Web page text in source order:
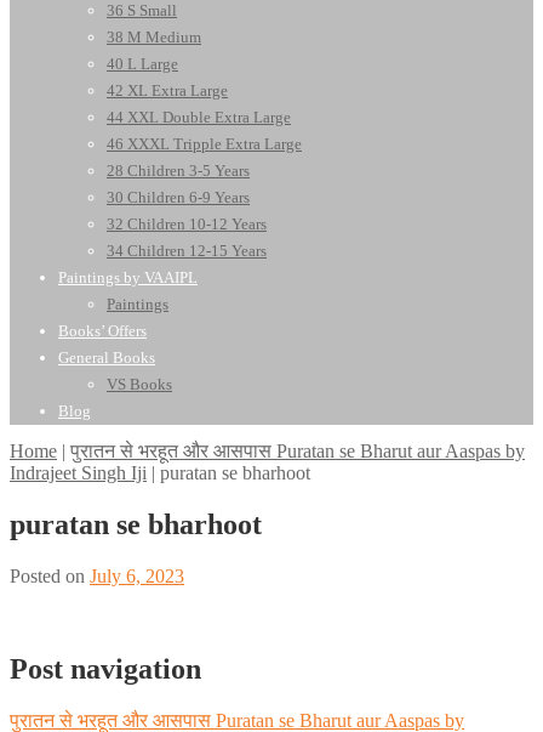
36 S Small
38 M Medium
40 L Large
42 XL Extra Large
44 XXL Double Extra Large
46 XXXL Tripple Extra Large
28 Children 3-5 Years
30 Children 6-9 Years
32 Children 10-12 Years
34 Children 12-15 Years
Paintings by VAAIPL
Paintings
Books’ Offers
General Books
VS Books
Blog
Home | पुरातन से भरहूत और आसपास Puratan se Bharut aur Aaspas by
Indrajeet Singh Iji | puratan se bharhoot
puratan se bharhoot
Posted on July 6, 2023
Post navigation
पुरातन से भरहूत और आसपास Puratan se Bharut aur Aaspas by